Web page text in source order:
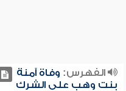
الفهرس: وفاة آمنة
بنت وهب على الشرك